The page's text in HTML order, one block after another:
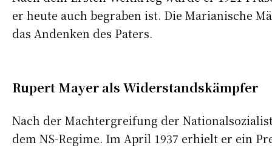
er heute auch begraben ist. Die Marianische
das Andenken des Paters.
Rupert Mayer als Widerstandskämpfer
Nach der Machtergreifung der
dem NS-Regime. Im April 1937 erhielt er ein